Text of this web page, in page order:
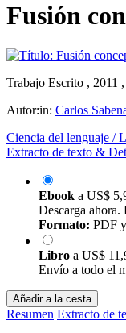
Fusión
Trabajo Escrito , 2011
Autor:in: Carlos
Ciencia del lenguaje /
Extracto de texto &
Ebook a US$
Descarga
Formato: PDF
Libro a US$
Envío a todo el
Añadir a la cesta
Resumen Extracto de